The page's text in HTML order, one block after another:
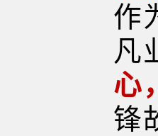
作
凡
心
锋